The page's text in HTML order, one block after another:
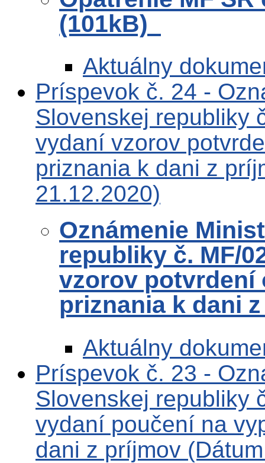
(101kB)
Aktuálny
Príspevok č. 24 -
Slovenskej republiky
vydaní vzorov
priznania k dani z
21.12.2020)
Oznámenie
republiky č. MF/
vzorov potvrdení
priznania k dani
Aktuálny
Príspevok č. 23 -
Slovenskej republiky
vydaní poučení na
dani z príjmov